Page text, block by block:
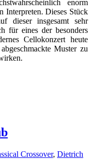
enorm
Interpreten. Dieses Stück
dieser insgesamt sehr
für eines der besonders
Cellokonzert heute
Muster zu
Crossover, Dietrich